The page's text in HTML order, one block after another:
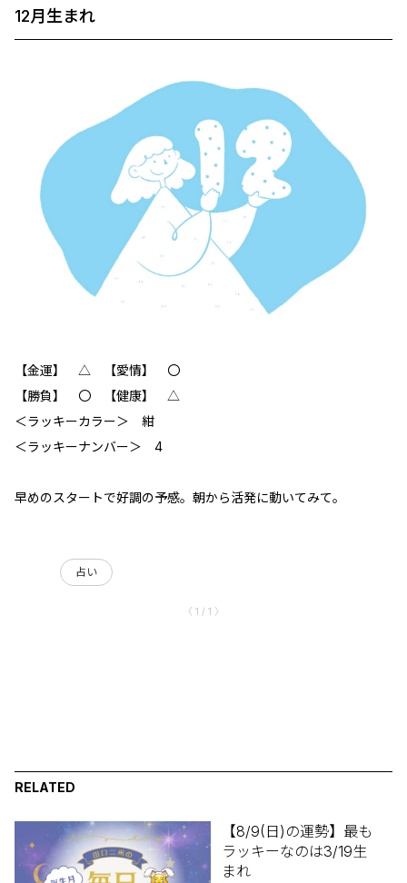
12月生まれ
【金運】 △ 【愛情】 〇
【勝負】 〇 【健康】 △
＜ラッキーカラー＞ 紺
＜ラッキーナンバー＞ 4
早めのスタートで好調の予感。朝から活発に動いてみて。
占い
〈 1 / 1 〉
RELATED
【8/9(日)の運勢】最も
ラッキーなのは3/19生
まれ